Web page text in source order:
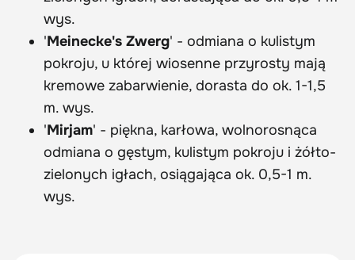
wys.
'Meinecke's Zwerg' - odmiana o kulistym
pokroju, u której wiosenne przyrosty mają
kremowe zabarwienie, dorasta do ok. 1-1,5
m. wys.
'Mirjam' - piękna, karłowa, wolnorosnąca
odmiana o gęstym, kulistym pokroju i żółto-
zielonych igłach, osiągająca ok. 0,5-1 m.
wys.